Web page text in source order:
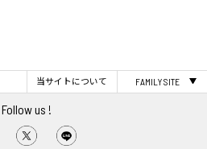
当サイトについて FAMILY SITE
Follow us !